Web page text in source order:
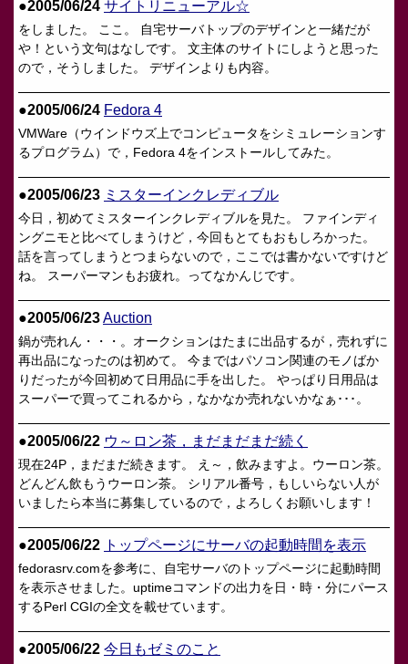
●2005/06/24 サイトリニューアル☆
をしました。 ここ。 自宅サーバトップのデザインと一緒だが
や！という文句はなしです。 文主体のサイトにしようと思った
ので，そうしました。 デザインよりも内容。
●2005/06/24 Fedora 4
VMWare（ウインドウズ上でコンピュータをシミュレーションす
るプログラム）で，Fedora 4をインストールしてみた。
●2005/06/23 ミスターインクレディブル
今日，初めてミスターインクレディブルを見た。 ファインディ
ングニモと比べてしまうけど，今回もとてもおもしろかった。
話を言ってしまうとつまらないので，ここでは書かないですけど
ね。 スーパーマンもお疲れ。ってなかんじです。
●2005/06/23Auction
鍋が売れん・・・。オークションはたまに出品するが，売れずに
再出品になったのは初めて。 今まではパソコン関連のモノばか
りだったが今回初めて日用品に手を出した。 やっぱり日用品は
スーパーで買ってこれるから，なかなか売れないかなぁ･･･。
●2005/06/22 ウ～ロン茶，まだまだまだ続く
現在24P，まだまだ続きます。 え～，飲みますよ。ウーロン茶。
どんどん飲もうウーロン茶。 シリアル番号，もしいらない人が
いましたら本当に募集しているので，よろしくお願いします！
●2005/06/22 トップページにサーバの起動時間を表示
fedorasrv.comを参考に、自宅サーバのトップページに起動時間
を表示させました。uptimeコマンドの出力を日・時・分にパース
するPerl CGIの全文を載せています。
●2005/06/22 今日もゼミのこと